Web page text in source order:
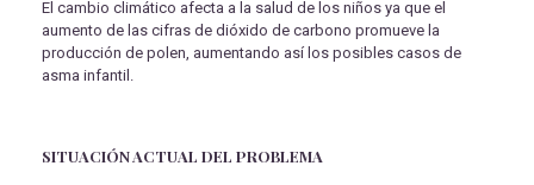
El cambio climático afecta a la salud de los niños ya que el
aumento de las cifras de dióxido de carbono promueve la
producción de polen, aumentando así los posibles casos de
asma infantil.
SITUACIÓN ACTUAL DEL PROBLEMA